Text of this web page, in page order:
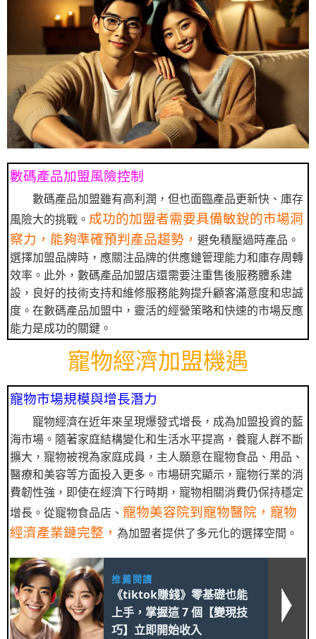
數碼產品加盟風險控制
數碼產品加盟雖有高利潤，但也面臨產品更新快、庫存
風險大的挑戰。 成功的加盟者需要具備敏銳的市場洞
察力，能夠準確預判產品趨勢， 避免積壓過時產品。
選擇加盟品牌時，應關注品牌的供應鏈管理能力和庫存周轉
效率。此外，數碼產品加盟店還需要注重售後服務體系建
設，良好的技術支持和維修服務能夠提升顧客滿意度和忠誠
度。在數碼產品加盟中，靈活的經營策略和快速的市場反應
能力是成功的關鍵。
寵物經濟加盟機遇
寵物市場規模與增長潛力
寵物經濟在近年來呈現爆發式增長，成為加盟投資的藍
海市場。隨著家庭結構變化和生活水平提高，養寵人群不斷
擴大，寵物被視為家庭成員，主人願意在寵物食品、用品、
醫療和美容等方面投入更多。市場研究顯示，寵物行業的消
費韌性強，即使在經濟下行時期，寵物相關消費仍保持穩定
增長。從寵物食品店、 寵物美容院到寵物醫院，寵物
經濟產業鏈完整， 為加盟者提供了多元化的選擇空間。
推薦閱讀
《tiktok賺錢》零基礎也能
上手，掌握這 7 個【變現技
巧】立即開始收入